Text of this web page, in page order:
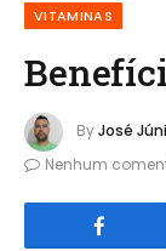
VITAMINAS
ByJosé
Nenhum